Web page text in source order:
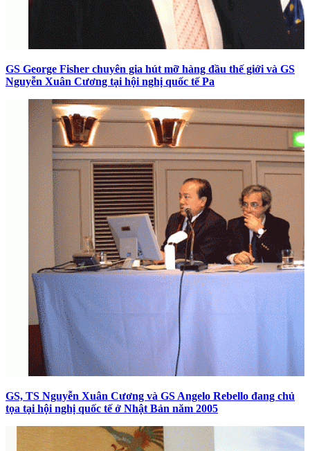
GS George Fisher chuyên gia hút mỡ hàng đầu thế giới và GS
Nguyễn Xuân Cương tại hội nghị quốc tế Pa
GS, TS Nguyễn Xuân Cương và GS Angelo Rebello đang chủ
tọa tại hội nghị quốc tế ở Nhật Bản năm 2005